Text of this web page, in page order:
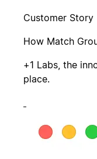
Customer Story
How Match
+1 Labs, the
place.